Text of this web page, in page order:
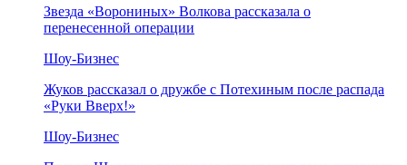
Звезда «Ворониных» Волкова рассказала о
перенесенной операции
Шоу-Бизнес
Жуков рассказал о дружбе с Потехиным после распада
«Руки Вверх!»
Шоу-Бизнес